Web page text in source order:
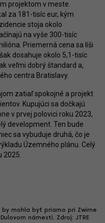
projektom v meste.
za 181-tisíc eur, kým
stoja okolo
na vyše 300-tisíc
Priemerná cena sa líši
dosahuje okolo 5,1-tisíc
veľmi dobrý štandard a,
centra Bratislavy.
zatiaľ spokojné a projekt
Kupujúci sa dočkajú
v prvej polovici roku 2023,
development. Ten bude
sa vybuduje druhá, čo je
Územného plánu. Celý
2025.
mohla byť priamo pri Zwirne
námestí. Zdroj: JTRE